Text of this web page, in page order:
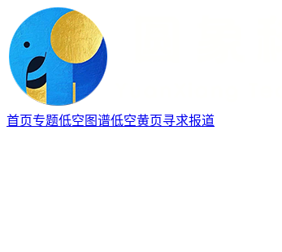
首页专题低空图谱低空黄页寻求报道